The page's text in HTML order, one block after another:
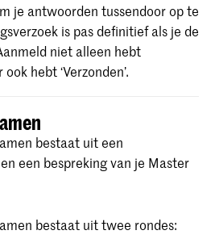
je antwoorden tussendoor op te
is pas definitief als je de
niet alleen hebt
hebt ‘Verzonden’.
bestaat uit een
een bespreking van je Master
bestaat uit twee rondes: